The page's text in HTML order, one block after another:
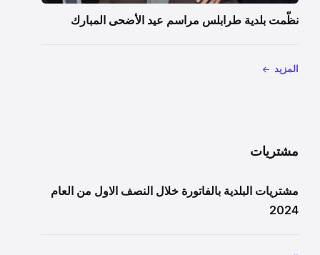
نظّمت بلدية طرابلس مراسم عيد الأضحى المبارك
المزيد
مشتريات
مشتريات البلدية بالفاتورة خلال النصف الاول من العام
2024